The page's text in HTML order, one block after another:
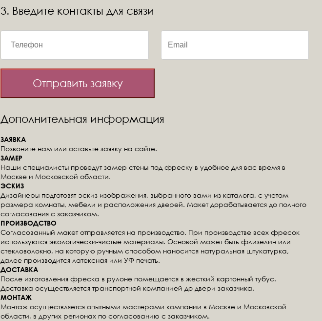
3. Введите контакты для связи
Отправить заявку
Дополнительная информация
ЗАЯВКА
Позвоните нам или оставьте заявку на сайте.
ЗАМЕР
Наши специалисты проведут замер стены под фреску в удобное для вас время в
Москве и Московской области.
ЭСКИЗ
Дизайнеры подготовят эскиз изображения, выбранного вами из каталога, с учетом
размера комнаты, мебели и расположения дверей. Макет дорабатывается до полного
согласования с заказчиком.
ПРОИЗВОДСТВО
Согласованный макет отправляется на производство. При производстве всех фресок
используются экологически-чистые материалы. Основой может быть флизелин или
стекловолокно, на которую ручным способом наносится натуральная штукатурка,
далее производится латексная или УФ печать.
ДОСТАВКА
После изготовления фреска в рулоне помещается в жесткий картонный тубус.
Доставка осуществляется транспортной компанией до двери заказчика.
МОНТАЖ
Монтаж осуществляется опытными мастерами компании в Москве и Московской
области, в других регионах по согласованию с заказчиком.